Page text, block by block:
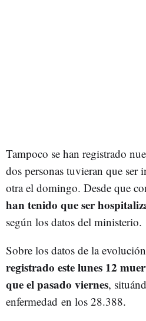
Tampoco se han registrado
dos personas tuvieran que
otra el domingo. Desde que
han tenido que ser
según los datos del ministerio.
Sobre los datos de la
registrado este lunes 12
que el pasado viernes,
enfermedad en los 28.388.